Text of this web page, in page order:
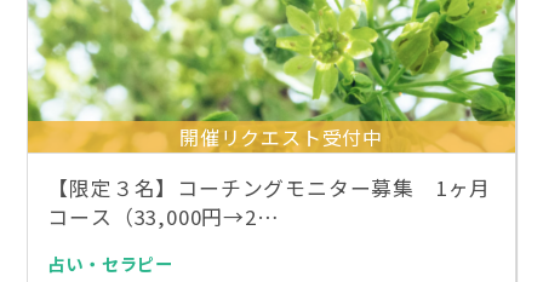
開催リクエスト受付中
【限定３名】コーチングモニター募集 1ヶ月
コース（33,000円→2…
占い・セラピー